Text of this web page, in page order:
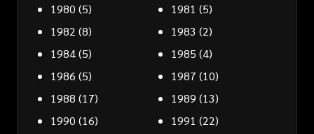
1980 (5) 1981 (5)
1982 (8) 1983 (2)
1984(5) 1985 (4)
1986 (5) 1987 (10)
1988 (17) 1989 (13)
1990 (16) 1991 (22)